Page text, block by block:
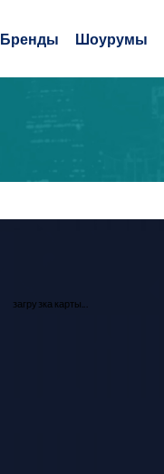
Бренды Шоурумы
загрузка карты...